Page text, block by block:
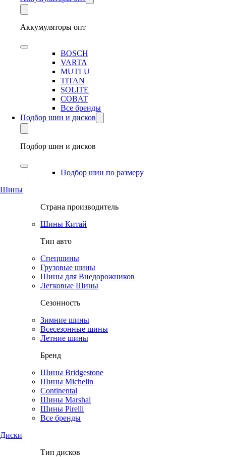
Аккумуляторы опт
BOSCH
VARTA
MUTLU
TITAN
SOLITE
COBAT
Все бренды
Подбор шин и дисков
Подбор шин и дисков
Подбор шин по размеру
Шины
Страна производитель
Шины Китай
Тип авто
Спецшины
Грузовые шины
Шины для Внедорожников
Легковые Шины
Сезонность
Зимние шины
Всесезонные шины
Летние шины
Бренд
Шины Bridgestone
Шины Michelin
Continental
Шины Marshal
Шины Pirelli
Все бренды
Диски
Тип дисков